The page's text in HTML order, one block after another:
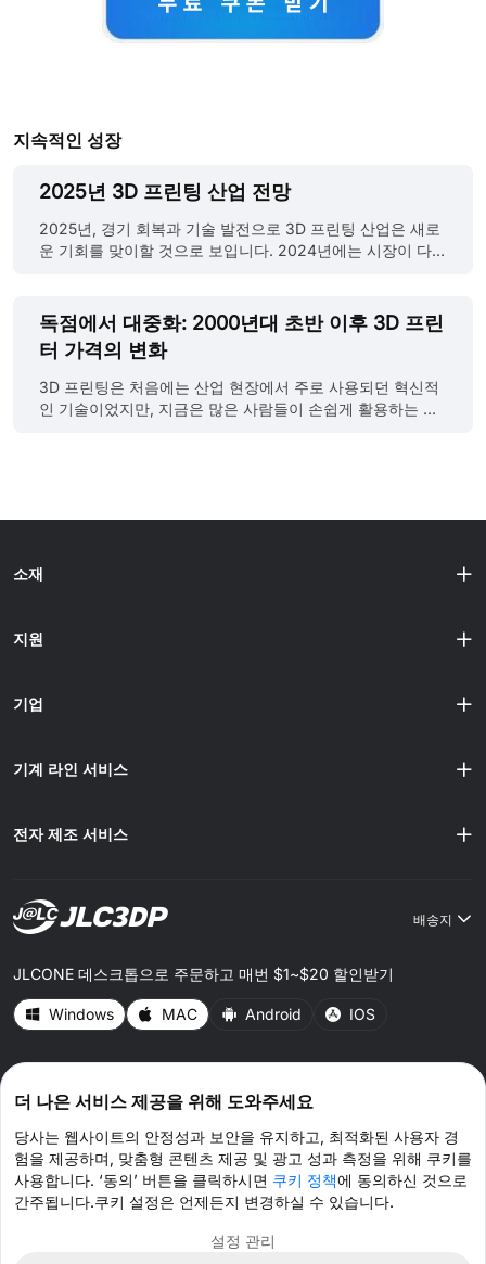
지속적인 성장
2025년 3D 프린팅 산업 전망
2025년, 경기 회복과 기술 발전으로 3D 프린팅 산업은 새로
운 기회를 맞이할 것으로 보입니다. 2024년에는 시장이 다소
의 현재 상황과, 2025년에 어떤 새로운 기회들이 생길지 함
께 알아보겠습니다. CONTEXT가 3D 프린팅 시장에 대한 최
신 보고서 시장 조사 기관 CONTEXT의 최신 보고서에 따르
면, 2025년 적층 제조(additive manufacturing) 시장의 전망
은 낙관적이며, 특히 산업용 3D 프린터 분야에서 그렇습니
다. 2024년 상반기에는 중급($20,000달러 -$100,000달러)
독점에서 대중화: 2000년대 초반 이후 3D 프린
터 가격의 변화
3D 프린팅은 처음에는 산업 현장에서 주로 사용되던 혁신적
인 기술이었지만, 지금은 많은 사람들이 손쉽게 활용하는 일
이 어땠는지, 그리고 시간이 지나며 가격이 어떻게 변화했는
적층 제조(Additive Manufacturing) 기술에 대한 특허를 출
이후 CAD 모델을 3D 디자인의 기하학적 구성을 전송하고
소재
지원
기업
기계 라인 서비스
전자 제조 서비스
배송지
JLCONE 데스크톱으로 주문하고 매번 $1~$20 할인받기
Windows MAC Android IOS
© 2026 JLC3DP.COM 모든 권리 보유. 개인 정보 정책 이용약관 쿠키 정책
더 나은 서비스 제공을 위해 도와주세요
당사는 웹사이트의 안정성과 보안을 유지하고, 최적화된 사용자 경
험을 제공하며, 맞춤형 콘텐츠 제공 및 광고 성과 측정을 위해 쿠키를
사용합니다. ‘동의’ 버튼을 클릭하시면 쿠키 정책에 동의하신 것으로
간주됩니다.쿠키 설정은 언제든지 변경하실 수 있습니다.
설정 관리